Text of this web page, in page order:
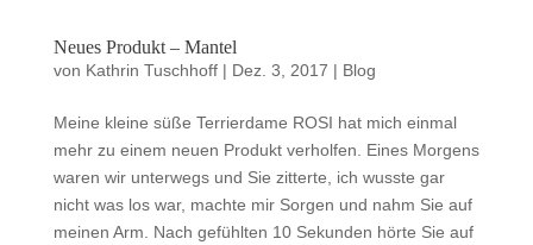
Neues Produkt – Mantel
von Kathrin Tuschhoff| Dez. 3, 2017 | Blog
Meine kleine süße Terrierdame ROSI hat mich einmal
mehr zu einem neuen Produkt verholfen. Eines Morgens
waren wir unterwegs und Sie zitterte, ich wusste gar
nicht was los war, machte mir Sorgen und nahm Sie auf
meinen Arm. Nach gefühlten 10 Sekunden hörte Sie auf